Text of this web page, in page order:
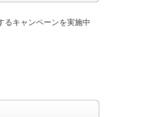
るキャンペーンを実施中